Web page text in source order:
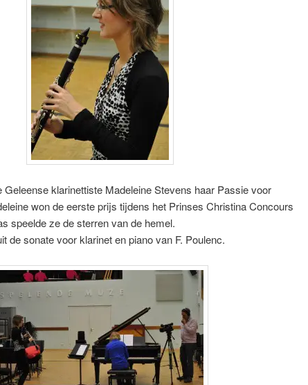
Geleense klarinettiste Madeleine Stevens haar Passie voor
won de eerste prijs tijdens het Prinses Christina Concours
speelde ze de sterren van de hemel.
de sonate voor klarinet en piano van F. Poulenc.